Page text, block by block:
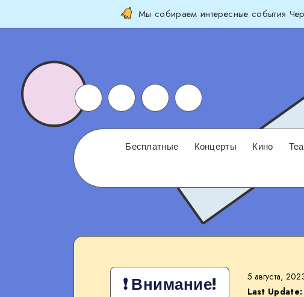
Мы собираем интересные события
Бесплатные Концерты Кино
❗️ Внимание!
5 августа,
Last Update: